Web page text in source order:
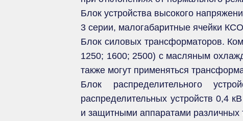
Блок устройства высокого
3 серии, малогабаритные ячейки
Блок силовых трансформаторов.
1250; 1600; 2500) с масляным
также могут применяться
Блок распределительного
распределительных устройств 0,4
и защитными аппаратами различных